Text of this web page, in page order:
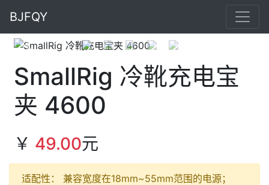
BJFQY
Previous
SmallRig 冷靴充电宝
夹 4600
￥ 49.00元
适配性： 兼容宽度在18mm~55mm范围的电源；